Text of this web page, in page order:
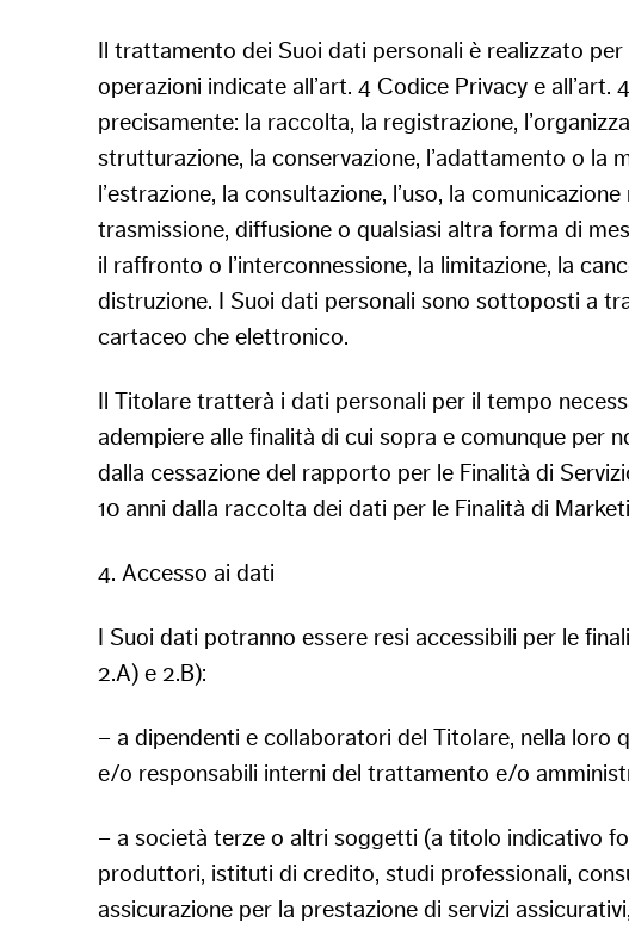
Il trattamento dei Suoi dati personali è realizzato
operazioni indicate all’art. 4 Codice Privacy e all’art.
precisamente: la raccolta, la registrazione,
strutturazione, la conservazione, l’adattamento o la
l’estrazione, la consultazione, l’uso, la
trasmissione, diffusione o qualsiasi altra forma di
il raffronto o l’interconnessione, la limitazione, la
distruzione. I Suoi dati personali sono sottoposti a
cartaceo che elettronico.
Il Titolare tratterà i dati personali per il tempo
adempiere alle finalità di cui sopra e comunque per
dalla cessazione del rapporto per le Finalità di
10 anni dalla raccolta dei dati per le Finalità di
4. Accesso ai dati
I Suoi dati potranno essere resi accessibili per le
2.A) e 2.B):
– a dipendenti e collaboratori del Titolare, nella loro
e/o responsabili interni del trattamento e/o
– a società terze o altri soggetti (a titolo indicativo
produttori, istituti di credito, studi professionali,
assicurazione per la prestazione di servizi